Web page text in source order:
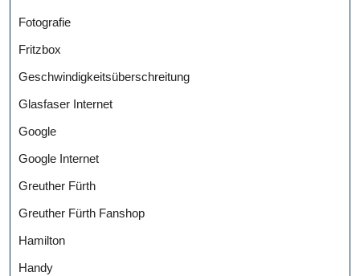
Fotografie
Fritzbox
Geschwindigkeitsüberschreitung
Glasfaser Internet
Google
Google Internet
Greuther Fürth
Greuther Fürth Fanshop
Hamilton
Handy